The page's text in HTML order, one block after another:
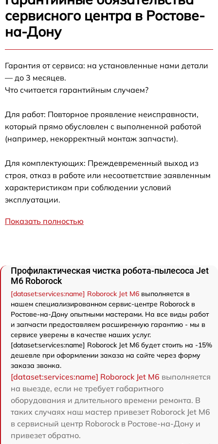
сервисного центра в Ростове-
на-Дону
Гарантия от сервиса: на установленные нами детали
— до 3 месяцев.
Что считается гарантийным случаем?
Для работ: Повторное проявление неисправности,
который прямо обусловлен с выполненной работой
(например, некорректный монтаж запчасти).
Для комплектующих: Преждевременный выход из
строя, отказ в работе или несоответствие заявленным
характеристикам при соблюдении условий
эксплуатации.
Показать полностью
Профилактическая чистка робота-пылесоса Jet
M6 Roborock
[dataset:services:name] Roborock Jet M6 выполняется в
нашем специализированном сервис-центре Roborock в
Ростове-на-Дону опытными мастерами. На все виды работ
и запчасти предоставляем расширенную гарантию - мы в
сервисе уверены в качестве наших услуг.
[dataset:services:name] Roborock Jet M6 будет стоить на -15%
дешевле при оформлении заказа на сайте через форму
заказа звонка.
[dataset:services:name] Roborock Jet M6 выполняется
на выезде, если не требует габаритного
оборудования и длительного времени ремонта. В
таких случаях наш мастер привезет Roborock Jet M6
в сервисный центр Roborock в Ростове-на-Дону и
привезет обратно.